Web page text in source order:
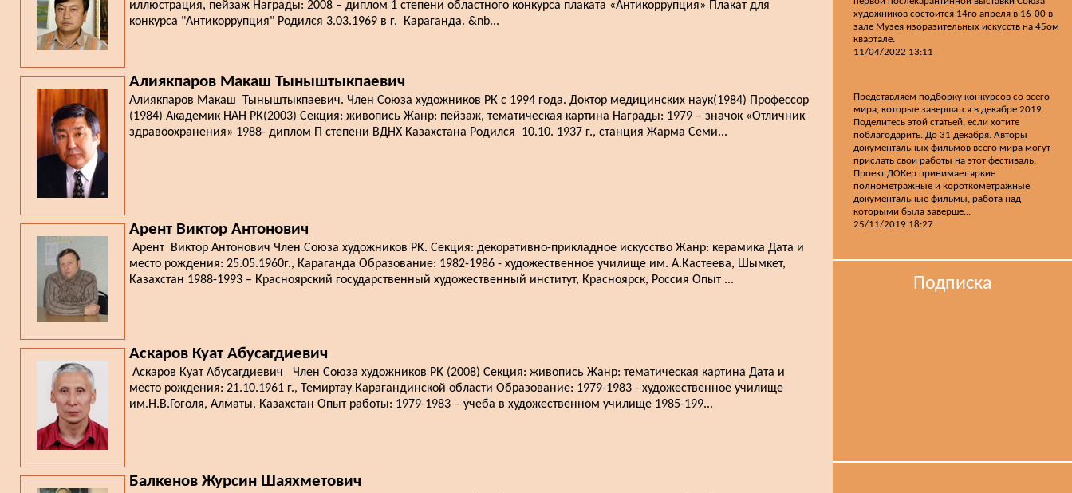
иллюстрация, пейзаж Награды: 2008 – диплом 1 степени областного конкурса плаката «Антикоррупция» Плакат для
конкурса "Антикоррупция" Родился 3.03.1969 в г. Караганда. &nb...
Алиякпаров Макаш Тыныштыкпаевич
Алиякпаров Макаш Тыныштыкпаевич. Член Союза художников РК с 1994 года. Доктор медицинских наук(1984) Профессор
(1984) Академик НАН РК(2003) Секция: живопись Жанр: пейзаж, тематическая картина Награды: 1979 – значок «Отличник
здравоохранения» 1988- диплом П степени ВДНХ Казахстана Родился 10.10. 1937 г., станция Жарма Семи...
Арент Виктор Антонович
Арент Виктор Антонович Член Союза художников РК. Секция: декоративно-прикладное искусство Жанр: керамика Дата и
место рождения: 25.05.1960г., Караганда Образование: 1982-1986 - художественное училище им. А.Кастеева, Шымкет,
Казахстан 1988-1993 – Красноярский государственный художественный институт, Красноярск, Россия Опыт ...
Аскаров Куат Абусагдиевич
Аскаров Куат Абусагдиевич Член Союза художников РК (2008) Секция: живопись Жанр: тематическая картина Дата и
место рождения: 21.10.1961 г., Темиртау Карагандинской области Образование: 1979-1983 - художественное училище
им.Н.В.Гоголя, Алматы, Казахстан Опыт работы: 1979-1983 – учеба в художественном училище 1985-199...
Балкенов Журсин Шаяхметович
художников состоится 14го апреля в 16-00 в
зале Музея изоразительных искусств на 45ом
квартале.
11/04/2022 13:11
Представляем подборку конкурсов со всего
мира, которые завершатся в декабре 2019.
Поделитесь этой статьей, если хотите
поблагодарить. До 31 декабря. Авторы
документальных фильмов всего мира могут
прислать свои работы на этот фестиваль.
Проект ДОКер принимает яркие
полнометражные и короткометражные
документальные фильмы, работа над
которыми была заверше...
25/11/2019 18:27
Подписка